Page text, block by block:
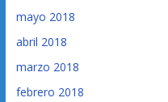
mayo 2018
abril 2018
marzo 2018
febrero 2018